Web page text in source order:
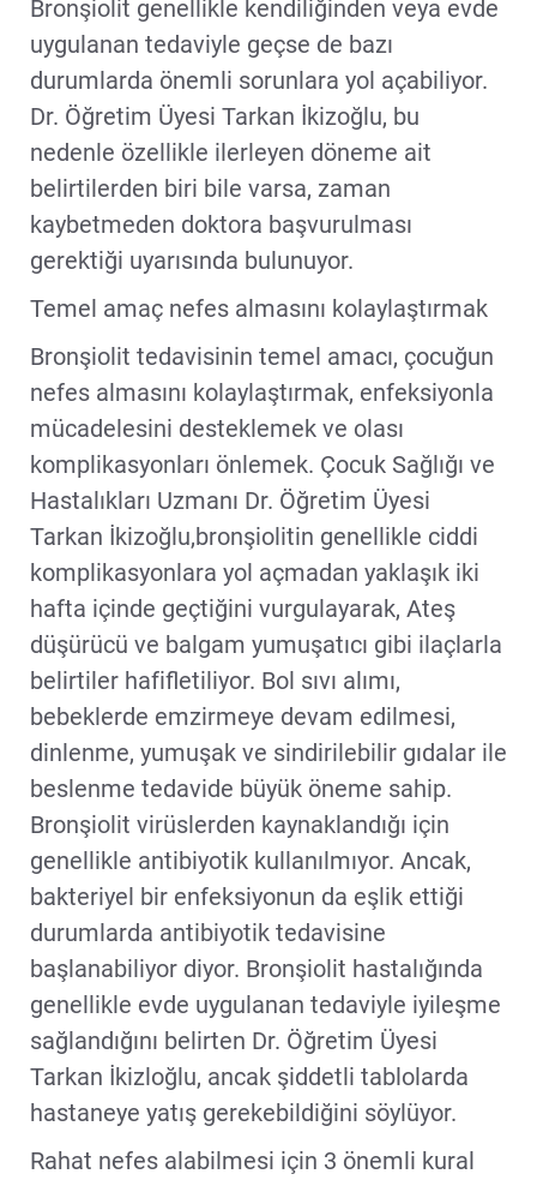
Bronşiolit genellikle kendiliğinden veya evde
uygulanan tedaviyle geçse de bazı
durumlarda önemli sorunlara yol açabiliyor.
Dr. Öğretim Üyesi Tarkan İkizoğlu, bu
nedenle özellikle ilerleyen döneme ait
belirtilerden biri bile varsa, zaman
kaybetmeden doktora başvurulması
gerektiği uyarısında bulunuyor.
Temel amaç nefes almasını kolaylaştırmak
Bronşiolit tedavisinin temel amacı, çocuğun
nefes almasını kolaylaştırmak, enfeksiyonla
mücadelesini desteklemek ve olası
komplikasyonları önlemek. Çocuk Sağlığı ve
Hastalıkları Uzmanı Dr. Öğretim Üyesi
Tarkan İkizoğlu,bronşiolitin genellikle ciddi
komplikasyonlara yol açmadan yaklaşık iki
hafta içinde geçtiğini vurgulayarak, Ateş
düşürücü ve balgam yumuşatıcı gibi ilaçlarla
belirtiler hafifletiliyor. Bol sıvı alımı,
bebeklerde emzirmeye devam edilmesi,
dinlenme, yumuşak ve sindirilebilir gıdalar ile
beslenme tedavide büyük öneme sahip.
Bronşiolit virüslerden kaynaklandığı için
genellikle antibiyotik kullanılmıyor. Ancak,
bakteriyel bir enfeksiyonun da eşlik ettiği
durumlarda antibiyotik tedavisine
başlanabiliyor diyor. Bronşiolit hastalığında
genellikle evde uygulanan tedaviyle iyileşme
sağlandığını belirten Dr. Öğretim Üyesi
Tarkan İkizloğlu, ancak şiddetli tablolarda
hastaneye yatış gerekebildiğini söylüyor.
Rahat nefes alabilmesi için 3 önemli kural